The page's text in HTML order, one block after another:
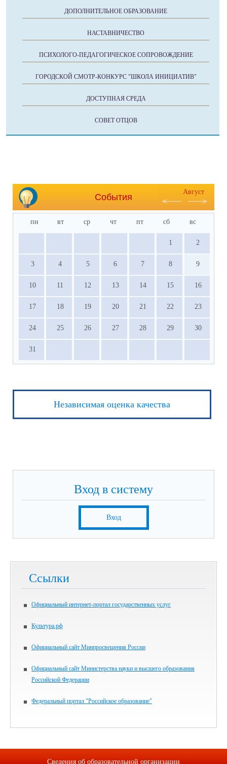
ДОПОЛНИТЕЛЬНОЕ ОБРАЗОВАНИЕ
НАСТАВНИЧЕСТВО
ПСИХОЛОГО-ПЕДАГОГИЧЕСКОЕ СОПРОВОЖДЕНИЕ
ГОРОДСКОЙ СМОТР-КОНКУРС "ШКОЛА ИНИЦИАТИВ"
ДОСТУПНАЯ СРЕДА
СОВЕТ ОТЦОВ
События
Август
пн вт ср чт пт сб вс
1 2
3 4 5 6 7 8 9
10 11 12 13 14 15 16
17 18 19 20 21 22 23
24 25 26 27 28 29 30
31
Независимая оценка качества
Вход в систему
Вход
Ссылки
Официальный интернет-портал государственных услуг
Культура.рф
Официальный сайт Минпросвещения России
Официальный сайт Министерства науки и высшего образования
Российской Федерации
Федеральный портал "Российское образование"
Сведения об образовательной организации